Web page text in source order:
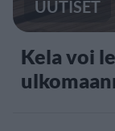
UUTISET
Kela voi